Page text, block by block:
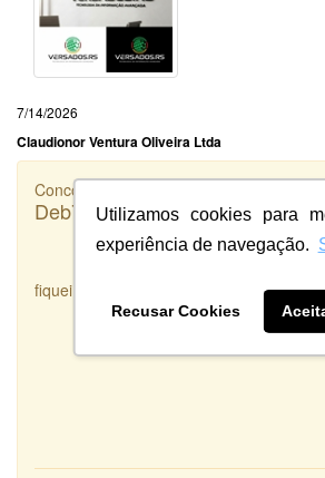
Utilizamos cookies para
experiência de navegação.
Recusar Cookies
7/14/2026
Claudionor Ventura Oliveira Ltda
Concorrência
Deb7 Agropecuária
fiquei satisfeita com o serviço prestado